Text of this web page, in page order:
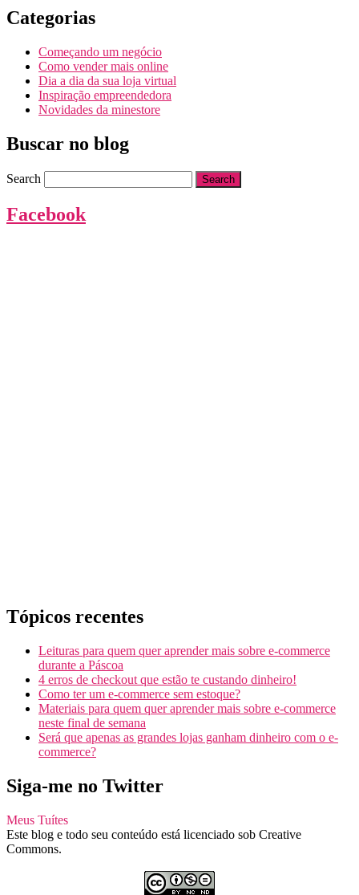
Categorias
Começando um negócio
Como vender mais online
Dia a dia da sua loja virtual
Inspiração empreendedora
Novidades da minestore
Buscar no blog
Search
Facebook
Tópicos recentes
Leituras para quem quer aprender mais sobre e-commerce
durante a Páscoa
4 erros de checkout que estão te custando dinheiro!
Como ter um e-commerce sem estoque?
Materiais para quem quer aprender mais sobre e-commerce
neste final de semana
Será que apenas as grandes lojas ganham dinheiro com o e-
commerce?
Siga-me no Twitter
Meus Tuítes
Este blog e todo seu conteúdo está licenciado sob Creative
Commons.